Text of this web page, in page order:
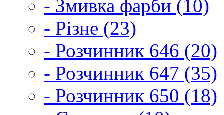
- Змивка фарби (10)
- Різне (23)
- Розчинник 646 (20)
- Розчинник 647 (35)
- Розчинник 650 (18)